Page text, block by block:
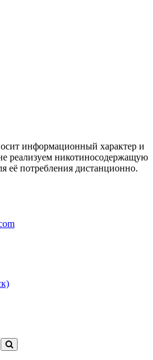
информационный характер и
реализуем никотиносодержащую
её потребления дистанционно.